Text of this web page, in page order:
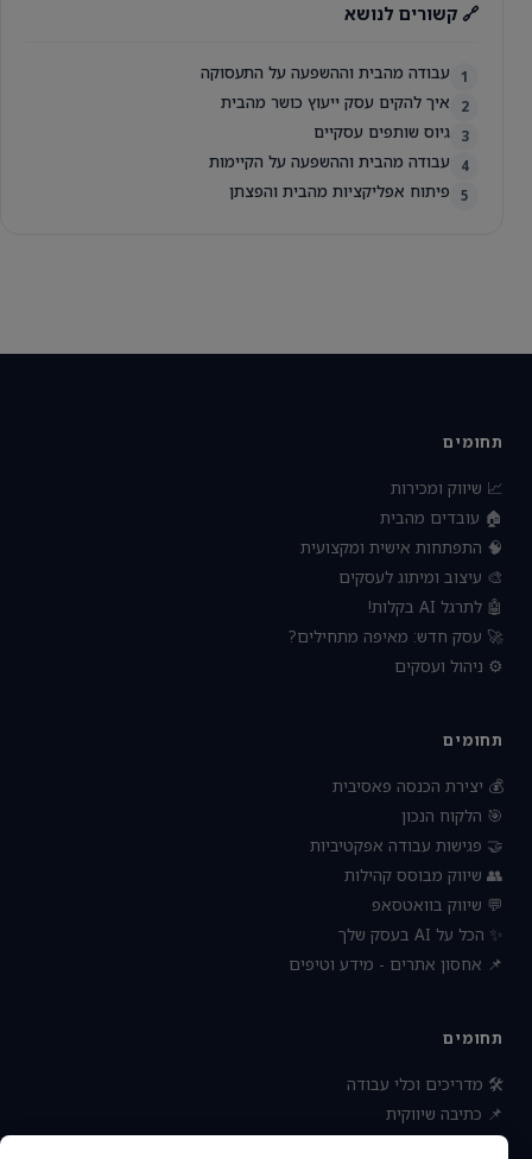
🔗 קשורים לנושא
1 עבודה מהבית וההשפעה על התעסוקה
2 איך להקים עסק ייעוץ כושר מהבית
3 גיוס שותפים עסקיים
4 עבודה מהבית וההשפעה על הקיימות
5 פיתוח אפליקציות מהבית והפצתן
תחומים
📈 שיווק ומכירות
🏠 עובדים מהבית
🧠 התפתחות אישית ומקצועית
🎨 עיצוב ומיתוג לעסקים
🤖 לתרגל AI בקלות!
🚀 עסק חדש: מאיפה מתחילים?
⚙️ ניהול ועסקים
תחומים
💰 יצירת הכנסה פאסיבית
🎯 הלקוח הנכון
🤝 פגישות עבודה אפקטיביות
👥 שיווק מבוסס קהילות
💬 שיווק בוואטסאפ
✨ הכל על AI בעסק שלך
📌 אחסון אתרים - מידע וטיפים
תחומים
🛠 מדריכים וכלי עבודה
📌 כתיבה שיווקית
📌 socialbee מפלצת המדיה